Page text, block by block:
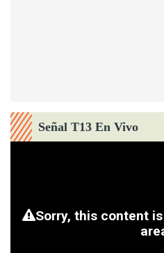
Señal T13 En Vivo